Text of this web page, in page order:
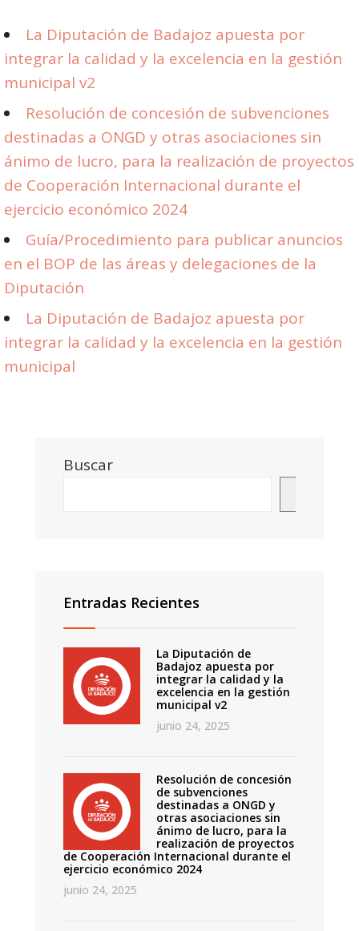
La Diputación de Badajoz apuesta por
integrar la calidad y la excelencia en la gestión
municipal v2
Resolución de concesión de subvenciones
destinadas a ONGD y otras asociaciones sin
ánimo de lucro, para la realización de proyectos
de Cooperación Internacional durante el
ejercicio económico 2024
Guía/Procedimiento para publicar anuncios
en el BOP de las áreas y delegaciones de la
Diputación
La Diputación de Badajoz apuesta por
integrar la calidad y la excelencia en la gestión
municipal
Buscar
Entradas Recientes
La Diputación de
Badajoz apuesta por
integrar la calidad y la
excelencia en la gestión
municipal v2
junio 24, 2025
Resolución de concesión
de subvenciones
destinadas a ONGD y
otras asociaciones sin
ánimo de lucro, para la
realización de proyectos
de Cooperación Internacional durante el
ejercicio económico 2024
junio 24, 2025